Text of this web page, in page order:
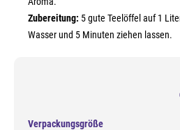
Zubereitung: 5 gute Teelöffel auf 1
Wasser und 5 Minuten ziehen lassen.
Verpackungsgröße